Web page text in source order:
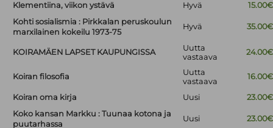
Klementiina, viikon ystävä Hyvä
15.00€
Kohti sosialismia : Pirkkalan peruskoulun
marxilainen kokeilu 1973-75
Hyvä 35.00€
KOIRAMÄEN LAPSET KAUPUNGISSA
Uutta
vastaava
24.00€
Koiran filosofia
Uutta
vastaava
16.00€
Koiran oma kirja Uusi
23.00€
Koko kansan Markku : Tuunaa kotona ja
puutarhassa
Uusi 23.00€